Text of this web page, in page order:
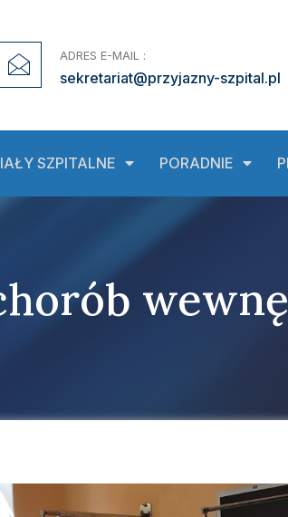
ADRES E-MAIL :
sekretariat@przyjazny-szpital.pl
SZPITALNE PORADNIE